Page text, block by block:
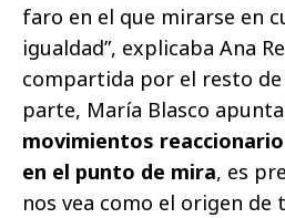
faro en el que mirarse en
igualdad”, explicaba Ana
compartida por el resto de
parte, María Blasco
movimientos
en el punto de mira, es
nos vea como el origen de